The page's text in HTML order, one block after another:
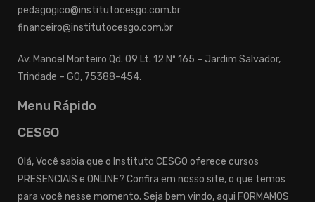
pedagogico@institutocesgo.com.br
financeiro@institutocesgo.com.br
Av. Manoel Monteiro Qd. 09 Lt. 12 Nº 165 – Jardim Salvador,
Trindade – GO, 75388-454.
Menu Rápido
CESGO
Olá, Você sabia que o Instituto CESGO oferece cursos
PRESENCIAIS e ONLINE? Confira em nosso site, o que temos
para você nesse momento. Seja bem vindo, aqui FORMAMOS